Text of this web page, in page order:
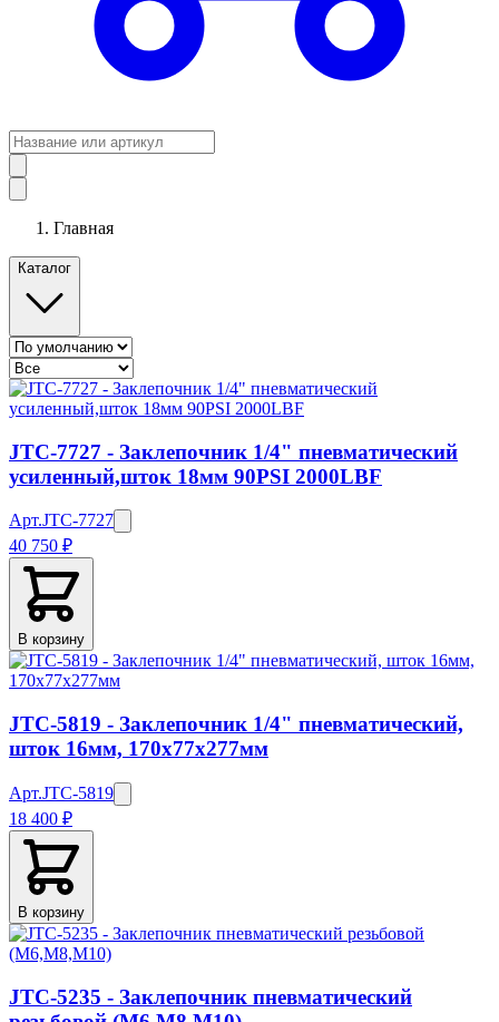
Главная
Каталог
JTC-7727 - Заклепочник 1/4" пневматический
усиленный,шток 18мм 90PSI 2000LBF
Арт.JTC-7727
40 750 ₽
В корзину
JTC-5819 - Заклепочник 1/4" пневматический,
шток 16мм, 170х77х277мм
Арт.JTC-5819
18 400 ₽
В корзину
JTC-5235 - Заклепочник пневматический